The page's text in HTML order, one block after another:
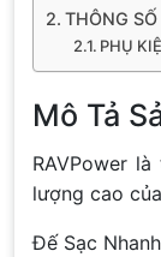
THÔNG
PHỤ
Mô Tả
RAVPower
lượng cao
Đế Sạc